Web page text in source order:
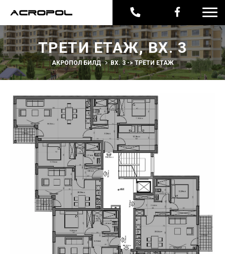
ТРЕТИ ЕТАЖ, ВХ. 3
АКРОПОЛ БИЛД ВХ. 3 -> ТРЕТИ ЕТАЖ